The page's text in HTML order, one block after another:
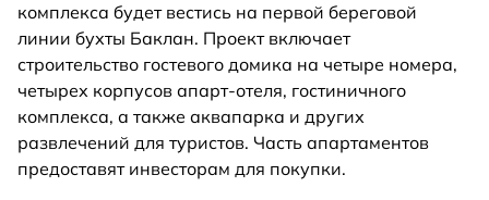
комплекса будет вестись на первой береговой
линии бухты Баклан. Проект включает
строительство гостевого домика на четыре номера,
четырех корпусов апарт-отеля, гостиничного
комплекса, а также аквапарка и других
развлечений для туристов. Часть апартаментов
предоставят инвесторам для покупки.